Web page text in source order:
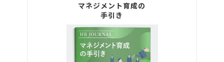
マネジメント育成の
手引き